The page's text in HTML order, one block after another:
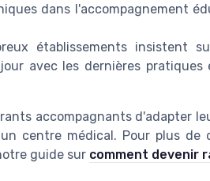
dans l'accompagnement
établissements insistent
avec les dernières
accompagnants d'adapter
centre médical. Pour plus de
guide sur comment devenir